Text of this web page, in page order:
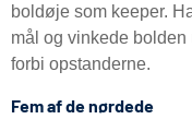
boldøje som keeper.
mål og vinkede
forbi opstanderne.
Fem af de nørdede